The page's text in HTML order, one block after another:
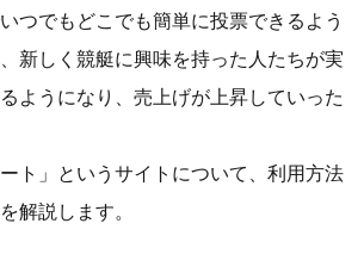
つでもどこでも簡単に投票できるよう
新しく競艇に興味を持った人たちが実
ようになり、売上げが上昇していった
ト」というサイトについて、利用方法
解説します。